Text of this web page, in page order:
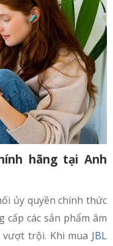
hãng tại Anh
ủy quyền chính thức
cấp các sản phẩm âm
trội. Khi mua JBL